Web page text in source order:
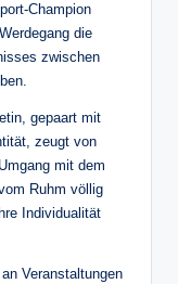
Champion
die
zwischen
gepaart mit
zeugt von
mit dem
Ruhm völlig
Individualität
Veranstaltungen